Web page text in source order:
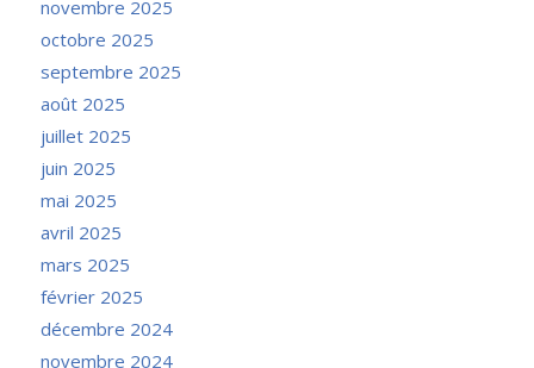
novembre 2025
octobre 2025
septembre 2025
août 2025
juillet 2025
juin 2025
mai 2025
avril 2025
mars 2025
février 2025
décembre 2024
novembre 2024